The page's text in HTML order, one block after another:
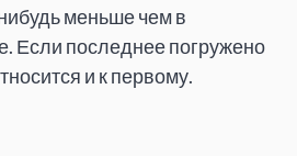
меньше чем в
Если последнее погружено
и к первому.